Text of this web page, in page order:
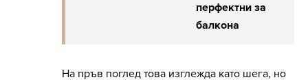
перфектни за
балкона
На пръв поглед това изглежда като шега, но